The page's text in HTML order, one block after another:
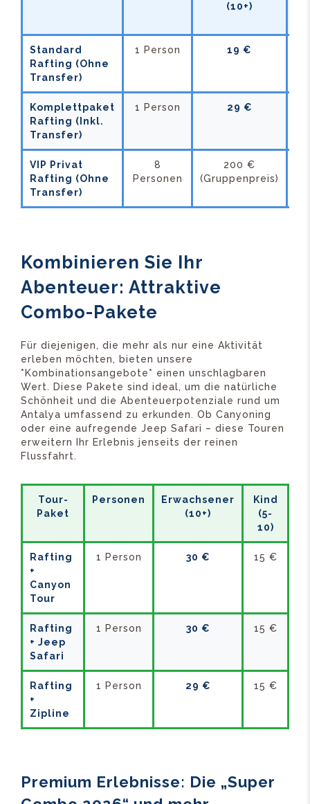
(10+)
Standard
Rafting (Ohne
Transfer)
1 Person 19 €
Komplettpaket
Rafting (Inkl.
Transfer)
1 Person 29 €
VIP Privat
Rafting (Ohne
Transfer)
8
Personen
200 €
(Gruppenpreis)
Kombinieren Sie Ihr
Abenteuer: Attraktive
Combo-Pakete
Für diejenigen, die mehr als nur eine Aktivität
erleben möchten, bieten unsere
*Kombinationsangebote* einen unschlagbaren
Wert. Diese Pakete sind ideal, um die natürliche
Schönheit und die Abenteuerpotenziale rund um
Antalya umfassend zu erkunden. Ob Canyoning
oder eine aufregende Jeep Safari – diese Touren
erweitern Ihr Erlebnis jenseits der reinen
Flussfahrt.
Tour-
Paket
Personen
Erwachsener
(10+)
Kind
(5-
10)
Rafting
+
Canyon
Tour
1 Person 30 € 15 €
Rafting
+ Jeep
Safari
1 Person 30 € 15 €
Rafting
+
Zipline
1 Person 29 € 15 €
Premium Erlebnisse: Die „Super